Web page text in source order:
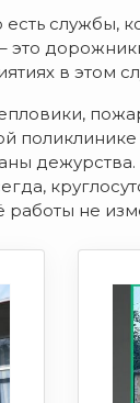
службы,
в этом
не